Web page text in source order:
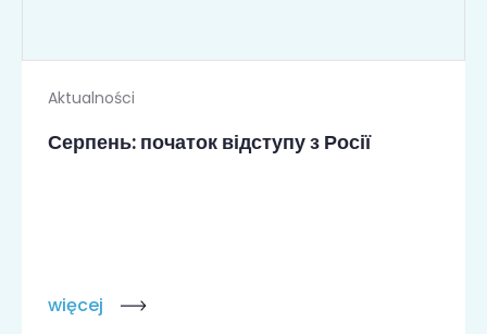
Aktualności
Серпень: початок відступу з Росії
więcej